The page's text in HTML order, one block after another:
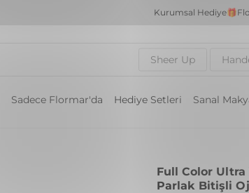
Kurumsal Hediye🎁
Sheer Up
Sadece Flormar'da Hediye Setleri Sanal
Full Color
Parlak Bitişli